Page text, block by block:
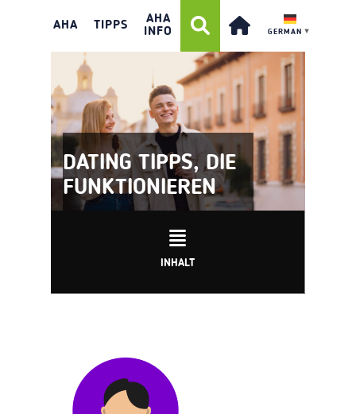
AHA TIPPS
AHA
INFO
GERMAN ▼
DATING TIPPS, DIE
FUNKTIONIEREN
INHALT